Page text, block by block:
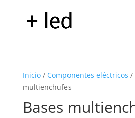
Inicio/ Componentes eléctricos /
multienchufes
Bases